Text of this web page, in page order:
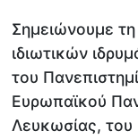
Σημειώνουμε
ιδιωτικών
του
Ευρωπαϊκού
Λευκωσίας, του